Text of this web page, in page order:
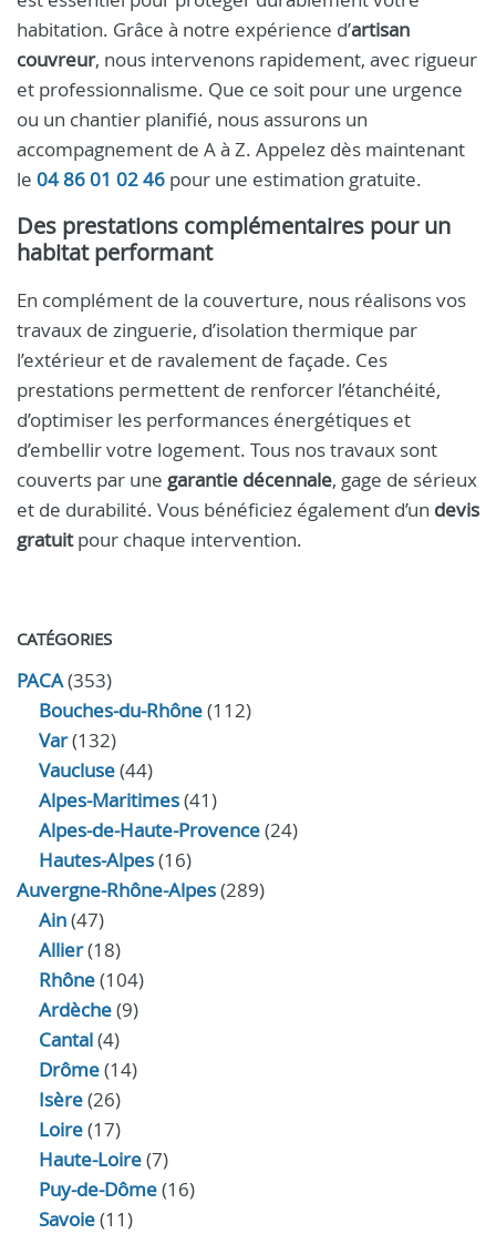
habitation. Grâce à notre expérience d’artisan
couvreur, nous intervenons rapidement, avec rigueur
et professionnalisme. Que ce soit pour une urgence
ou un chantier planifié, nous assurons un
accompagnement de A à Z. Appelez dès maintenant
le 04 86 01 02 46 pour une estimation gratuite.
Des prestations complémentaires pour un
habitat performant
En complément de la couverture, nous réalisons vos
travaux de zinguerie, d’isolation thermique par
l’extérieur et de ravalement de façade. Ces
prestations permettent de renforcer l’étanchéité,
d’optimiser les performances énergétiques et
d’embellir votre logement. Tous nos travaux sont
couverts par une garantie décennale, gage de sérieux
et de durabilité. Vous bénéficiez également d’un devis
gratuitpour chaque intervention.
CATÉGORIES
PACA(353)
Bouches-du-Rhône(112)
Var(132)
Vaucluse(44)
Alpes-Maritimes(41)
Alpes-de-Haute-Provence(24)
Hautes-Alpes(16)
Auvergne-Rhône-Alpes(289)
Ain(47)
Allier(18)
Rhône(104)
Ardèche(9)
Cantal(4)
Drôme(14)
Isère(26)
Loire(17)
Haute-Loire(7)
Puy-de-Dôme(16)
Savoie(11)